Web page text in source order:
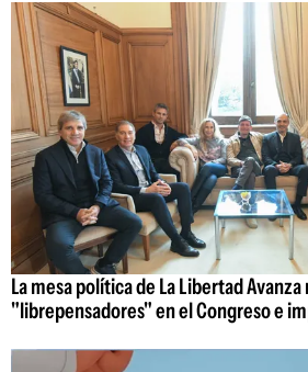
La mesa política de La Libertad
"librepensadores" en el Congreso e